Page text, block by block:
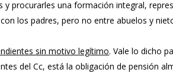
procurarles una formación integral,
los padres, pero no entre abuelos y
sin motivo legítimo. Vale lo dicho
del Cc, está la obligación de pensión